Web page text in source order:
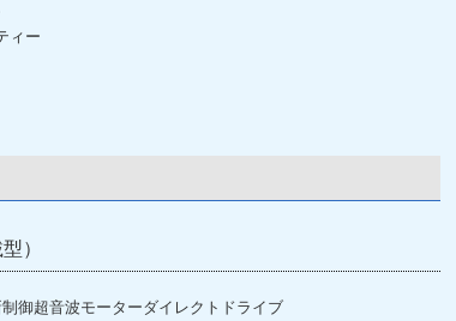
ィー
）
制御超音波モーターダイレクトドライブ